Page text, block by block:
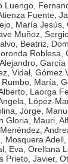
Luengo,
Fuente,
María Jesús,
Muñoz,
Beatriz,
Roblesa,
, García
Vidal, Gómez
María,
, Laorga
, López-
Jorge,
Gloria, Mauri,
, Mosquera
Eva, Orellana
Prieto, Javier,